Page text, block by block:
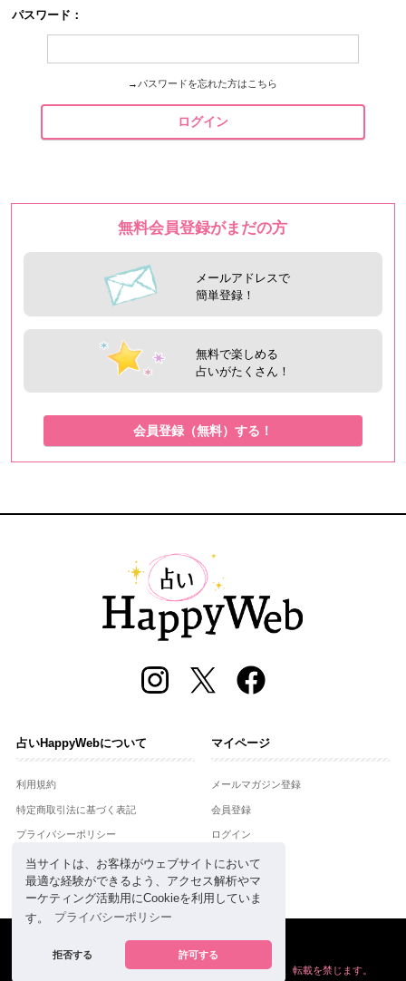
当サイトは、お客様がウェブサイトにおいて
最適な経験ができるよう、アクセス解析やマ
ーケティング活動用にCookieを利用していま
す。
プライバシーポリシー
拒否する 許可する
パスワード：
→ パスワードを忘れた方はこちら
ログイン
無料会員登録がまだの方
メールアドレスで
簡単登録！
無料で楽しめる
占いがたくさん！
会員登録（無料）する！
占いHappyWebについて
利用規約
特定商取引法に基づく表記
プライバシーポリシー
運営会社
お問合せ
マイページ
メールマガジン登録
会員登録
ログイン
powered by
掲載の情報や画像など、すべてのコンテンツの無断複写、転載を禁じます。